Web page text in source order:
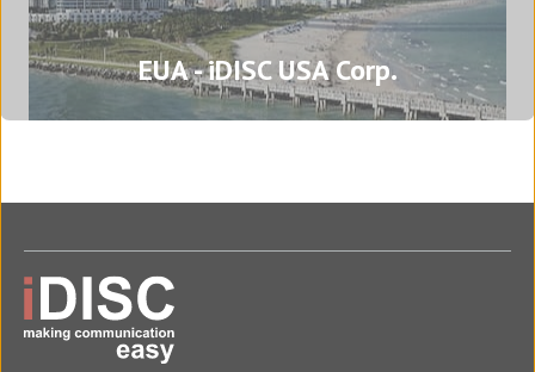
Brasil – Porto Alegre
Rua Mostardeiro, 777, 15º andar, sala 1537 –
Rio Grande do Sul – Brasil
Agência de tradução em Porto Alegre
EUA - iDISC USA Corp.